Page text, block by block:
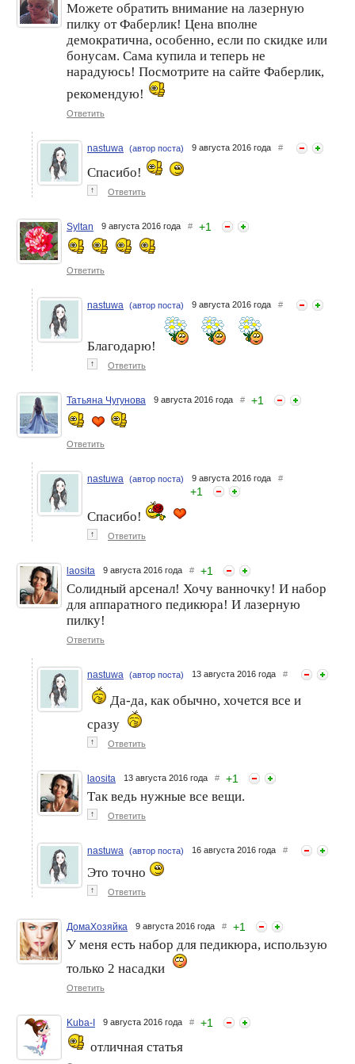
Можете обратить внимание на лазерную
пилку от Фаберлик! Цена вполне
демократична, особенно, если по скидке или
бонусам. Сама купила и теперь не
нарадуюсь! Посмотрите на сайте Фаберлик,
рекомендую!
Ответить
nastuwa (автор поста) 9 августа 2016 года #
Спасибо!
↑ Ответить
Syltan 9 августа 2016 года # +1
Ответить
nastuwa (автор поста) 9 августа 2016 года #
Благодарю!
↑ Ответить
Татьяна Чугунова 9 августа 2016 года # +1
Ответить
nastuwa (автор поста) 9 августа 2016 года #
+1
Спасибо!
↑ Ответить
laosita 9 августа 2016 года # +1
Солидный арсенал! Хочу ванночку! И набор
для аппаратного педикюра! И лазерную
пилку!
Ответить
nastuwa (автор поста) 13 августа 2016 года #
Да-да, как обычно, хочется все и
сразу
↑ Ответить
laosita 13 августа 2016 года # +1
Так ведь нужные все вещи.
↑ Ответить
nastuwa (автор поста) 16 августа 2016 года #
Это точно
↑ Ответить
ДомаХозяйка 9 августа 2016 года # +1
У меня есть набор для педикюра, использую
только 2 насадки
Ответить
Kuba-I 9 августа 2016 года # +1
отличная статья